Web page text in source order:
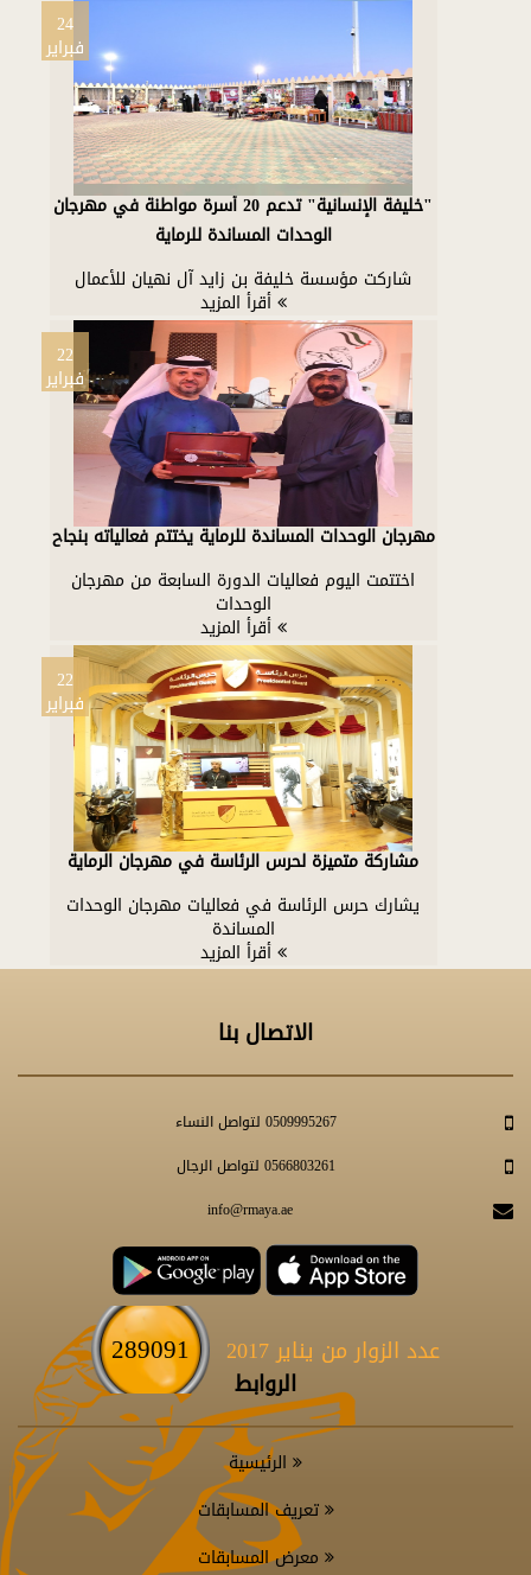
24
فبراير
"خليفة الإنسانية" تدعم 20 أسرة مواطنة في مهرجان
الوحدات المساندة للرماية
شاركت مؤسسة خليفة بن زايد آل نهيان للأعمال
أقرأ المزيد
22
فبراير
مهرجان الوحدات المساندة للرماية يختتم فعالياته بنجاح
اختتمت اليوم فعاليات الدورة السابعة من مهرجان
الوحدات
أقرأ المزيد
22
فبراير
مشاركة متميزة لحرس الرئاسة في مهرجان الرماية
يشارك حرس الرئاسة في فعاليات مهرجان الوحدات
المساندة
أقرأ المزيد
الاتصال بنا
0509995267 لتواصل النساء
0566803261 لتواصل الرجال
info@rmaya.ae
عدد الزوار من يناير 2017 289091
الروابط
الرئيسية
تعريف المسابقات
معرض المسابقات